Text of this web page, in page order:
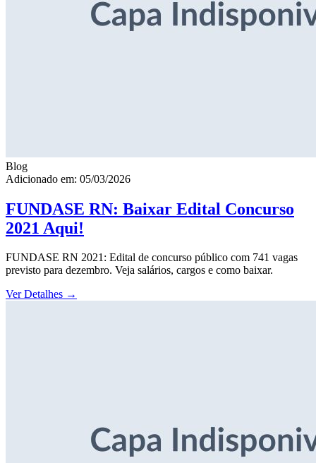
Blog
Adicionado em: 05/03/2026
FUNDASE RN: Baixar Edital Concurso
2021 Aqui!
FUNDASE RN 2021: Edital de concurso público com 741 vagas
previsto para dezembro. Veja salários, cargos e como baixar.
Ver Detalhes →